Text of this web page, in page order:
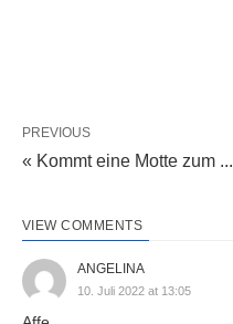
PREVIOUS
« Kommt eine Motte zum ...
VIEW COMMENTS
ANGELINA
10. Juli 2022 at 13:05